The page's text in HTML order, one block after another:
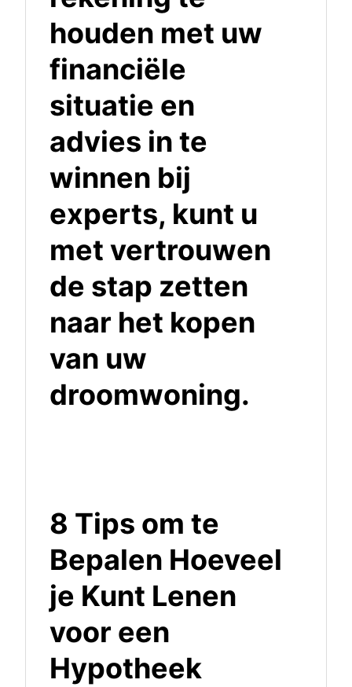
houden met uw
financiële
situatie en
advies in te
winnen bij
experts, kunt u
met vertrouwen
de stap zetten
naar het kopen
van uw
droomwoning.
8 Tips om te
Bepalen Hoeveel
je Kunt Lenen
voor een
Hypotheek